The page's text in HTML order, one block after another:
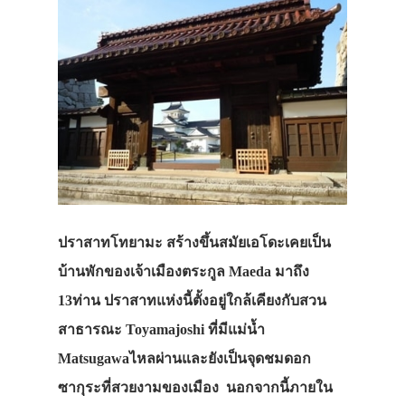
ปราสาทโทยามะ สร้างขึ้นสมัยเอโดะเคยเป็น
บ้านพักของเจ้าเมืองตระกูล Maeda มาถึง
13ท่าน ปราสาทแห่งนี้ตั้งอยู่ใกล้เคียงกับสวน
สาธารณะ Toyamajoshi ที่มีแม่น้ำ
Matsugawaไหลผ่านและยังเป็นจุดชมดอก
ซากุระที่สวยงามของเมือง นอกจากนี้ภายใน